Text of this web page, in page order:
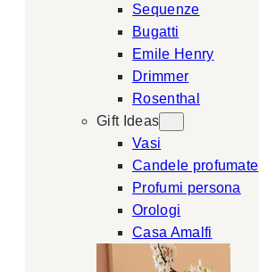
Sequenze
Bugatti
Emile Henry
Drimmer
Rosenthal
Gift Ideas
Vasi
Candele profumate
Profumi persona
Orologi
Casa Amalfi